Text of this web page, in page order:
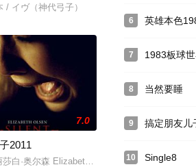
현아를 새엄마라며 데리고 들어온다.아버
分庭抗礼。传法一家企图霸占对手的博彩业，
/ イヴ（神代弓子）
许多的麻烦，
杀前纳粹分子，他的妻子自杀身亡，并留下纸
并没能折损她的心智，正相反，和普通人一
7.0
2011
莎白·奥尔森 Elizabeth Olsen 饰）和父亲来到
6 英雄本色
7 1983板球
8 当然要睡
9 搞定朋友儿
10 Single8